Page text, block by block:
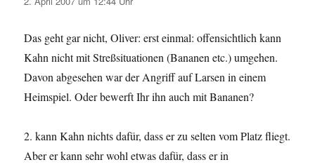
Das geht gar nicht, Oliver: erst einmal: offensichtlich kann
Kahn nicht mit Streßsituationen (Bananen etc.) umgehen.
Davon abgesehen war der Angriff auf Larsen in einem
Heimspiel. Oder bewerft Ihr ihn auch mit Bananen?
2. kann Kahn nichts dafür, dass er zu selten vom Platz fliegt.
Aber er kann sehr wohl etwas dafür, dass er in